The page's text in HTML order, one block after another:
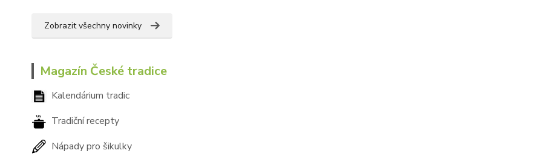
Zobrazit všechny novinky
Magazín České tradice
Kalendárium tradic
Tradiční recepty
Nápady pro šikulky